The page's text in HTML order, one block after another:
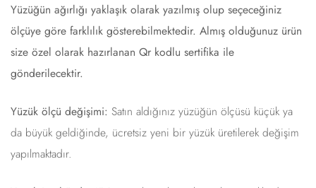
Yüzüğün ağırlığı yaklaşık olarak yazılmış olup seçeceğiniz
ölçüye göre farklılık gösterebilmektedir. Almış olduğunuz ürün
size özel olarak hazırlanan Qr kodlu sertifika ile
gönderilecektir.
Yüzük ölçü değişimi: Satın aldığınız yüzüğün ölçüsü küçük ya
da büyük geldiğinde, ücretsiz yeni bir yüzük üretilerek değişim
yapılmaktadır.